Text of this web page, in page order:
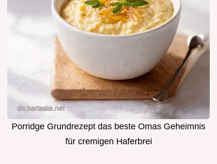
Porridge Grundrezept das beste Omas Geheimnis
für cremigen Haferbrei